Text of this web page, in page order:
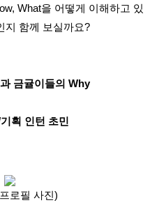
What을 어떻게 이해하고 있
지 함께 보실까요?
금귤이들의 Why
획 인턴 초민
로필 사진)